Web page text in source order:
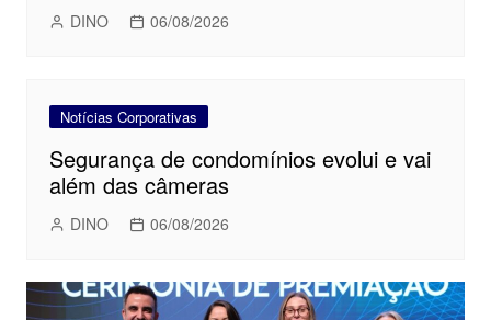
DINO 06/08/2026
Notícias Corporativas
Segurança de condomínios evolui e vai
além das câmeras
DINO 06/08/2026